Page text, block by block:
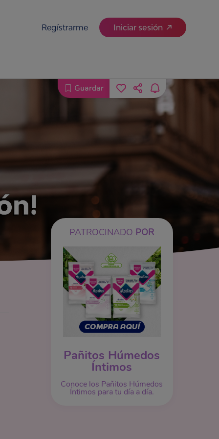
Regístrarme Iniciar sesión
PATROCINADO POR
Pañitos Húmedos
Íntimos
Conoce los Pañitos Húmedos
Íntimos para tu día a día.
Guardar